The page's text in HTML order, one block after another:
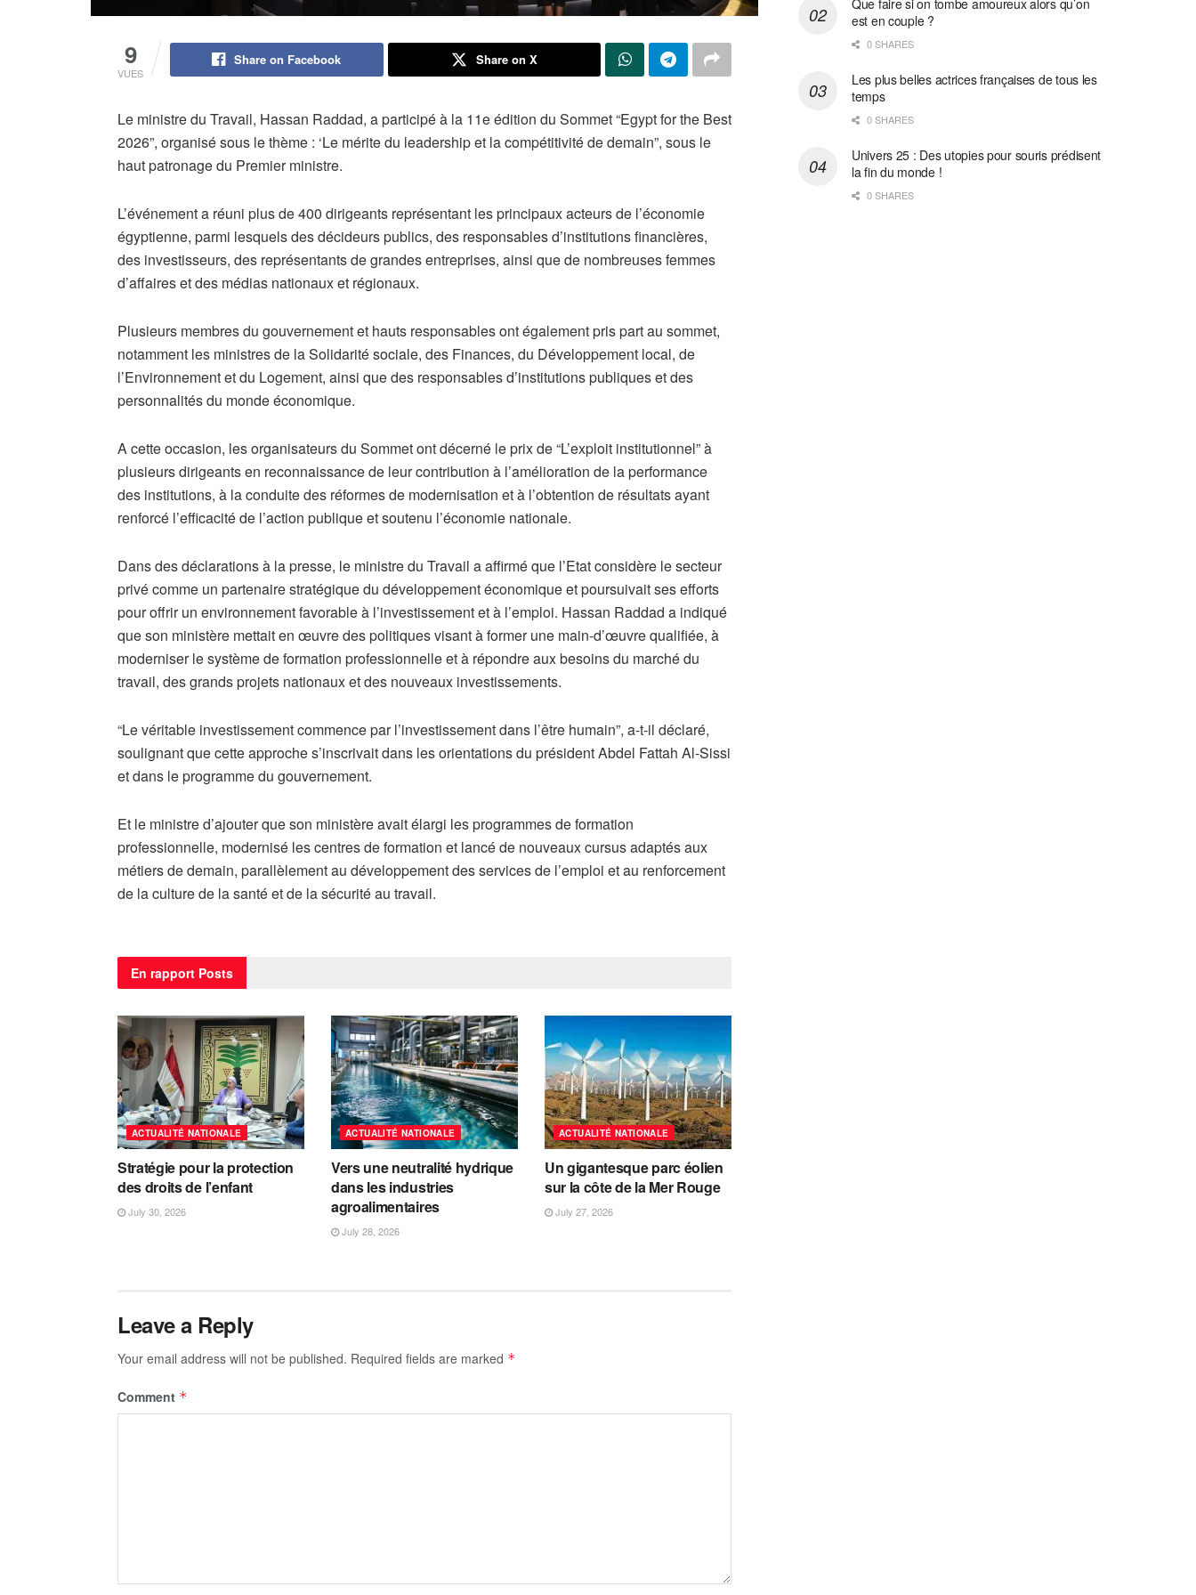
9
VUES
Share on Facebook Share on X
Le ministre du Travail, Hassan Raddad, a participé à la 11e édition du Sommet “Egypt for the Best
2026”, organisé sous le thème : ‘Le mérite du leadership et la compétitivité de demain”, sous le
haut patronage du Premier ministre.
L’événement a réuni plus de 400 dirigeants représentant les principaux acteurs de l’économie
égyptienne, parmi lesquels des décideurs publics, des responsables d’institutions financières,
des investisseurs, des représentants de grandes entreprises, ainsi que de nombreuses femmes
d’affaires et des médias nationaux et régionaux.
Plusieurs membres du gouvernement et hauts responsables ont également pris part au sommet,
notamment les ministres de la Solidarité sociale, des Finances, du Développement local, de
l’Environnement et du Logement, ainsi que des responsables d’institutions publiques et des
personnalités du monde économique.
A cette occasion, les organisateurs du Sommet ont décerné le prix de “L’exploit institutionnel” à
plusieurs dirigeants en reconnaissance de leur contribution à l’amélioration de la performance
des institutions, à la conduite des réformes de modernisation et à l’obtention de résultats ayant
renforcé l’efficacité de l’action publique et soutenu l’économie nationale.
Dans des déclarations à la presse, le ministre du Travail a affirmé que l’Etat considère le secteur
privé comme un partenaire stratégique du développement économique et poursuivait ses efforts
pour offrir un environnement favorable à l’investissement et à l’emploi. Hassan Raddad a indiqué
que son ministère mettait en œuvre des politiques visant à former une main-d’œuvre qualifiée, à
moderniser le système de formation professionnelle et à répondre aux besoins du marché du
travail, des grands projets nationaux et des nouveaux investissements.
“Le véritable investissement commence par l’investissement dans l’être humain”, a-t-il déclaré,
soulignant que cette approche s’inscrivait dans les orientations du président Abdel Fattah Al-Sissi
et dans le programme du gouvernement.
Et le ministre d’ajouter que son ministère avait élargi les programmes de formation
professionnelle, modernisé les centres de formation et lancé de nouveaux cursus adaptés aux
métiers de demain, parallèlement au développement des services de l’emploi et au renforcement
de la culture de la santé et de la sécurité au travail.
En rapport Posts
ACTUALITÉ NATIONALE
Stratégie pour la protection
des droits de l’enfant
July 30, 2026
ACTUALITÉ NATIONALE
Vers une neutralité hydrique
dans les industries
agroalimentaires
July 28, 2026
ACTUALITÉ NATIONALE
Un gigantesque parc éolien
sur la côte de la Mer Rouge
July 27, 2026
Leave a Reply
Your email address will not be published. Required fields are marked *
Comment *
est en couple ?
0 SHARES
Les plus belles actrices françaises de tous les
temps
0 SHARES
Univers 25 : Des utopies pour souris prédisent
la fin du monde !
0 SHARES